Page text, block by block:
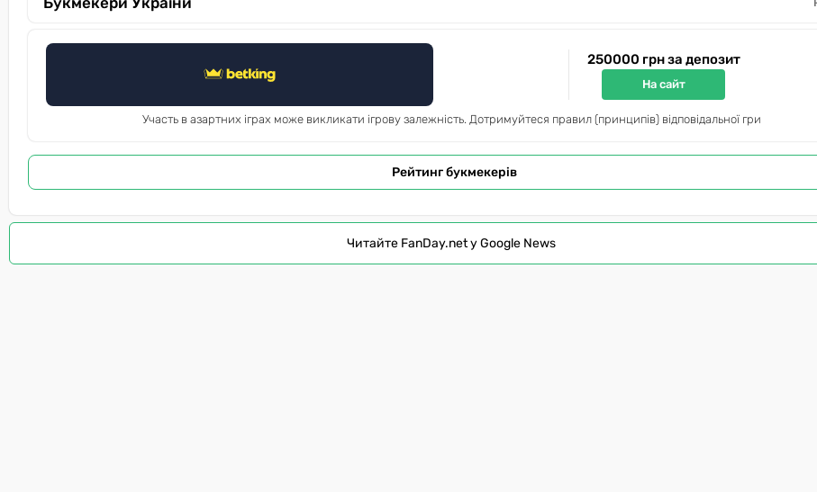
250000 грн за депозит
На сайт
Участь в азартних іграх може викликати ігрову залежність. Дотримуйтеся правил (принципів) відповідальної гри
Рейтинг букмекерів
Читайте FanDay.net у Google News